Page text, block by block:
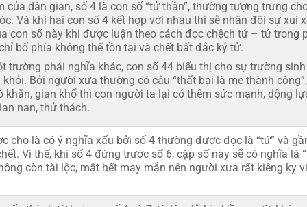
của dân gian, số 4 là con số “tử thần”, thường tượng trưng
Và khi hai con số 4 kết hợp với nhau thì sẽ nhân đôi sự xui
con số này khi được luận theo cách đọc chệch tứ – tử trong
bố phía không thể tồn tại và chết bất đắc kỷ tử.
trường phái nghĩa khác, con số 44 biểu thị cho sự trường
Bởi người xưa thường có câu “thất bại là mẹ thành
khăn, gian khổ thì con người ta lại có thêm sức mạnh, dộng
nan, thử thách.
cho là có ý nghĩa xấu bởi số 4 thường được đọc là “tứ” và
Vì thế, khi số 4 đứng trước số 6, cặp số này sẽ có nghĩa là
còn tài lộc, mất hết may mắn nên người xưa rất kiêng kỵ